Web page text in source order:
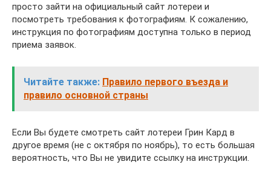
просто зайти на официальный сайт лотереи и
посмотреть требования к фотографиям. К сожалению,
инструкция по фотографиям доступна только в период
приема заявок.
Читайте также: Правило первого въезда и
правило основной страны
Если Вы будете смотреть сайт лотереи Грин Кард в
другое время (не с октября по ноябрь), то есть большая
вероятность, что Вы не увидите ссылку на инструкции.